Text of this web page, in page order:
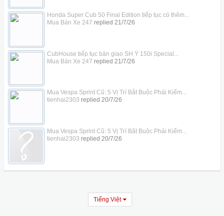
Honda Super Cub 50 Final Edition tiếp tục có thêm...
Mua Bán Xe 247 replied 21/7/26
CubHouse tiếp tục bàn giao SH Ý 150i Special...
Mua Bán Xe 247 replied 21/7/26
Mua Vespa Sprint Cũ: 5 Vị Trí Bắt Buộc Phải Kiểm...
tienhai2303 replied 20/7/26
Mua Vespa Sprint Cũ: 5 Vị Trí Bắt Buộc Phải Kiểm...
tienhai2303 replied 20/7/26
Tiếng Việt